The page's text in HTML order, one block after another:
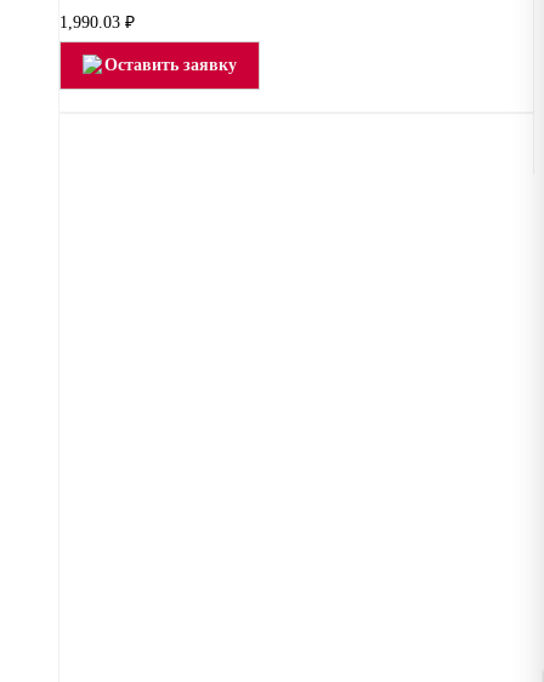
1,990.03 ₽
Оставить заявку